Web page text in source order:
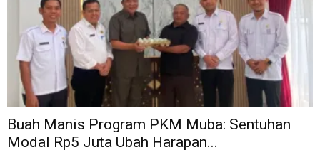
Buah Manis Program PKM Muba: Sentuhan
Modal Rp5 Juta Ubah Harapan...